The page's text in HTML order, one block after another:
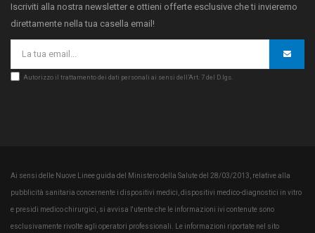
Iscriviti alla nostra newsletter e ottieni offerte esclusive che ti invieremo
direttamente nella tua casella email!
Autorizzo il trattamento dei dati personali ai sensi dell’Art. 7 del D.lgs.
Ai sensi delle Nuove Linee guida del Ministero della Salute del 28/03/2013, relative alla
pubblicità sanitaria concernente i dispositivi medici, dispositivi medico-diagnostici in vitro
e presidi medico chirurgici, si avvisa l'utente che le informazioni ivi contenute sono
esclusivamente rivolte agli operatori professionali. Le informazioni riportate nel sito